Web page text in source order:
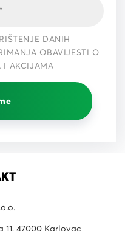
DANIH
OBAVIJESTI O
I AKCIJAMA
11, 47000 Karlovac